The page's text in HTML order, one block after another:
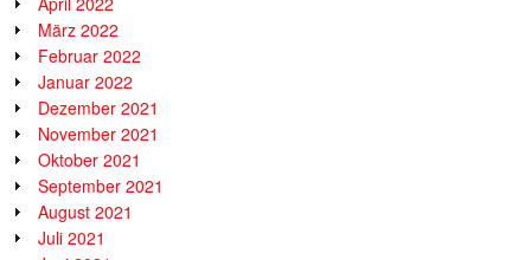
März 2022
Februar 2022
Januar 2022
Dezember 2021
November 2021
Oktober 2021
September 2021
August 2021
Juli 2021